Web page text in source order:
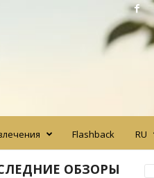
Flashback RU
ОБЗОРЫ